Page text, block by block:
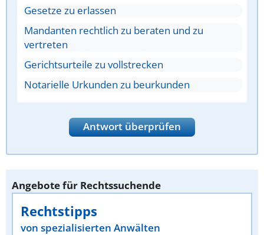
Gesetze zu erlassen
Mandanten rechtlich zu beraten und zu
vertreten
Gerichtsurteile zu vollstrecken
Notarielle Urkunden zu beurkunden
Antwort überprüfen
Angebote für Rechtssuchende
Rechtstipps
von spezialisierten Anwälten